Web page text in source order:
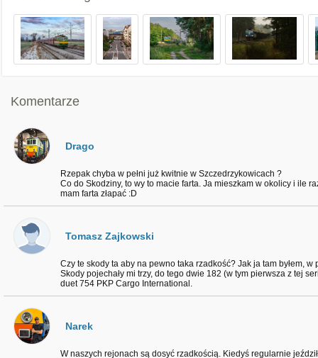
Komentarze
Drago
Rzepak chyba w pełni już kwitnie w Szczedrzykowicach ?
Co do Skodziny, to wy to macie farta. Ja mieszkam w okolicy i ile
mam farta złapać :D
Tomasz Zajkowski
Czy te skody ta aby na pewno taka rzadkość? Jak ja tam byłem,
Skody pojechały mi trzy, do tego dwie 182 (w tym pierwsza z tej
duet 754 PKP Cargo International.
Narek
W naszych rejonach są dosyć rzadkością. Kiedyś regularnie